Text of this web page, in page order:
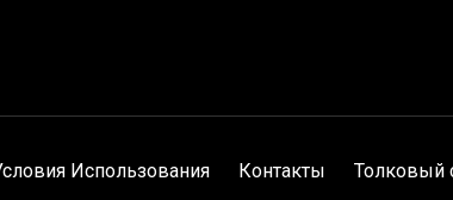
Использования Контакты Толковый